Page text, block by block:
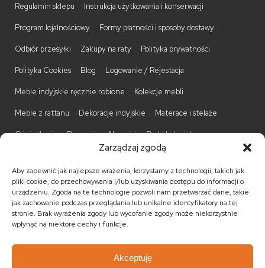
Zarządzaj zgodą
Aby zapewnić jak najlepsze wrażenia, korzystamy z technologii, takich jak
pliki cookie, do przechowywania i/lub uzyskiwania dostępu do informacji o
urządzeniu. Zgoda na te technologie pozwoli nam przetwarzać dane, takie
jak zachowanie podczas przeglądania lub unikalne identyfikatory na tej
stronie. Brak wyrażenia zgody lub wycofanie zgody może niekorzystnie
wpłynąć na niektóre cechy i funkcje.
Akceptuję
Regulamin sklepu Instrukcja użytkowania i konserwacji
Program lojalnościowy Formy płatności i sposoby dostawy
Odbiór przesyłki Zakupy na raty Polityka prywatności
Polityka Cookies Blog Logowanie / Rejestacja
Meble indyjskie ręcznie robione Kolekcje mebli
Meble z rattanu Dekoracje indyjskie Materace i stelaże
Oświetlenie Promocje Nowości Barki kolonialne
Komody kolonialne Krzesła kolonialne
Kufry indyjskie Ławki kolonialne Łóżka kolonialne
Parawany kolonialne Półki kolonialne Regały kolonialne
Stojaki na CD Stoliki kawowe Stoliki nocne